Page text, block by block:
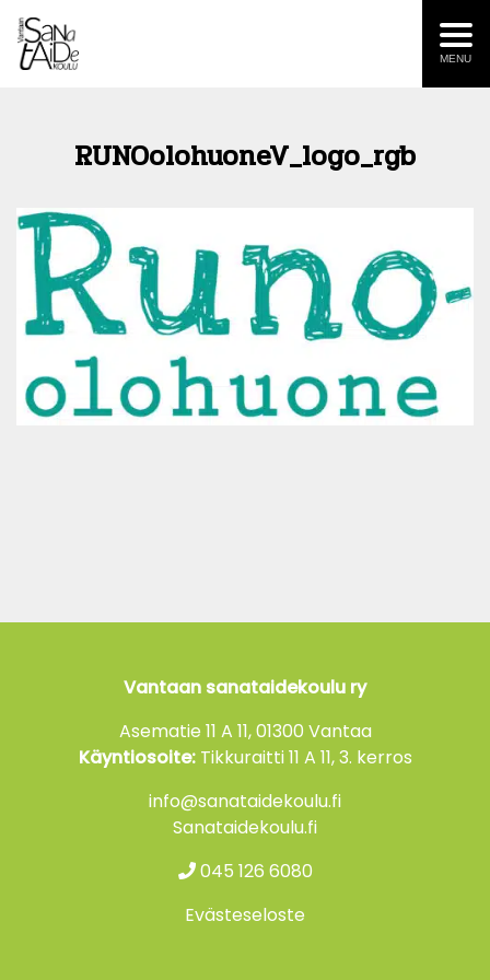
MENU
RUNOolohuoneV_logo_rgb
Vantaan sanataidekoulu ry
Asematie 11 A 11, 01300 Vantaa
Käyntiosoite:Tikkuraitti 11 A 11, 3. kerros
info@sanataidekoulu.fi
Sanataidekoulu.fi
045 126 6080
Evästeseloste